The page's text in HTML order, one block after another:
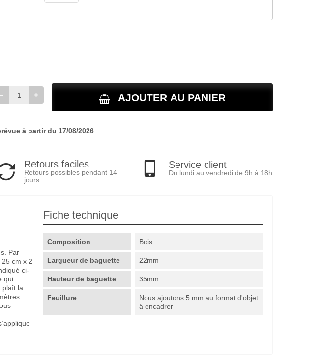
AJOUTER AU PANIER
à partir du 17/08/2026
Retours faciles
Retours possibles pendant 14
jours
Service client
Du lundi au vendredi de 9h à 18h
Par
cm x 2
ci-
qui
plaît la
Fiche technique
Composition Bois
Largueur de baguette 22mm
Hauteur de baguette 35mm
Feuillure
Nous ajoutons 5 mm au format d'objet
à encadrer